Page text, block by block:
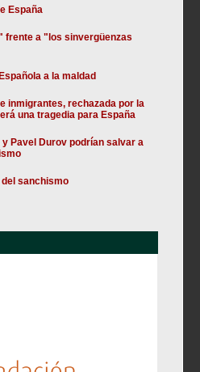
España
frente a "los sinvergüenzas
a la maldad
inmigrantes, rechazada por la
una tragedia para España
Pavel Durov podrían salvar a
del sanchismo